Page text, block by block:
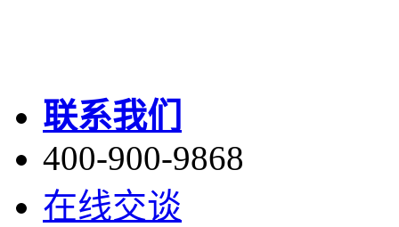
联系我们
400-900-9868
在线交谈